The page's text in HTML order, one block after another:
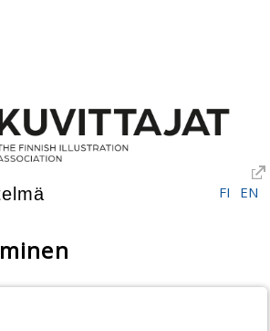
FI EN